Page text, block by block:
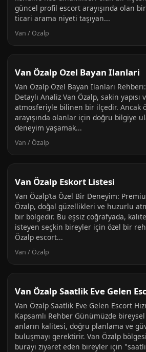
güncel profil escort arayışında olan
ticari arama niyeti taşıyan...
Van / Özalp
Van Özalp Ozel Bayan Ilanlari
Van Özalp Özel Bayan İlanları
Detaylı Analiz Van Özalp, sakin yapısı
atmosferiyle bilinen bir ilçedir. Ancak
arayışında olanlar için doğru bilgiye
deneyim yaşamak...
Van / Özalp
Van Özalp Eskort Listesi
Van Özalp’ta Özel Bir Deneyim:
Özalp, doğal güzellikleri ve huzurlu
bir bölgedir. Bu eşsiz coğrafyada,
isteyen seçkin bireyler için özel bir
Özalp escort...
Van / Özalp
Van Özalp Saatlik Eve Gelen
Van Özalp Saatlik Eve Gelen Escort
Kapsamlı Rehber Günümüzde
anların kalitesi, doğru planlama ve
buluşmayı gerektirir. Van Özalp
burayı ziyaret eden bireyler için